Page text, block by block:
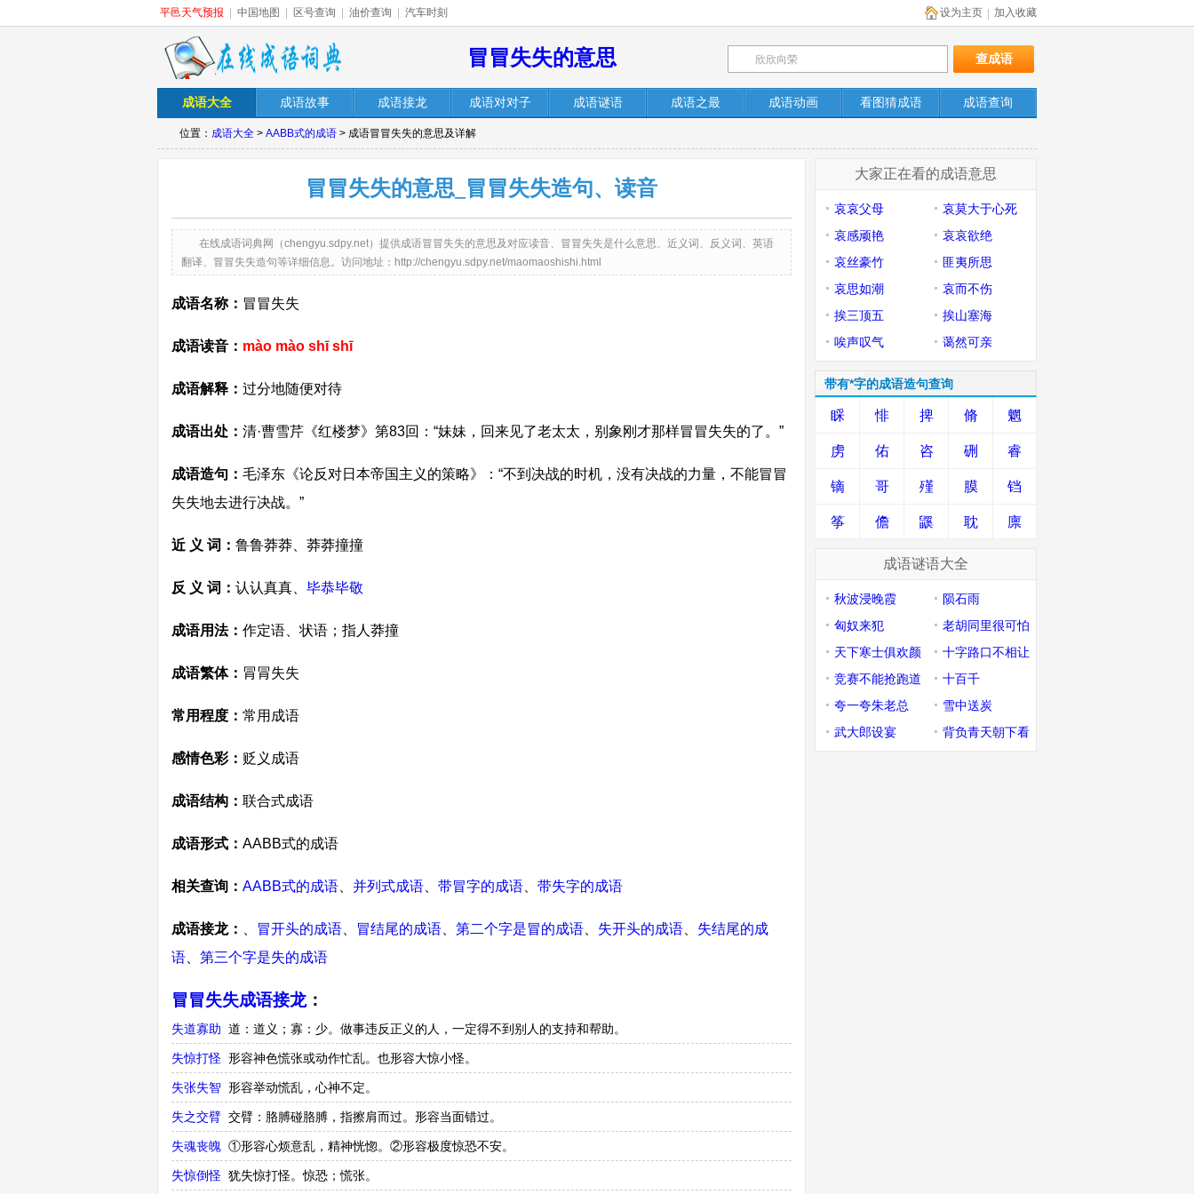
平邑天气预报 中国地图 区号查询 油价查询 汽车时刻 加入收藏
设为主页
冒冒失失的意思
成语大全 成语故事 成语接龙 成语对对子 成语谜语 成语之最 成语动画 看图猜成语 成语查询
位置： 成语大全 > AABB式的成语 > 成语冒冒失失的意思及详解
冒冒失失的意思_冒冒失失造句、读音
在线成语词典网（chengyu.sdpy.net）提供成语冒冒失失的意思及对应读音、冒冒失失是什么意思、近义词、反义词、英语
翻译、冒冒失失造句等详细信息。访问地址：http://chengyu.sdpy.net/maomaoshishi.html
成语名称： 冒冒失失
成语读音： mào mào shī shī
成语解释： 过分地随便对待
成语出处： 清·曹雪芹《红楼梦》第83回：“妹妹，回来见了老太太，别象刚才那样冒冒失失的了。”
成语造句： 毛泽东《论反对日本帝国主义的策略》：“不到决战的时机，没有决战的力量，不能冒冒
失失地去进行决战。”
近 义 词： 鲁鲁莽莽、莽莽撞撞
反 义 词： 认认真真、 毕恭毕敬
成语用法： 作定语、状语；指人莽撞
成语繁体： 冐冐失失
常用程度： 常用成语
感情色彩： 贬义成语
成语结构： 联合式成语
成语形式： AABB式的成语
相关查询： AABB式的成语 并列式成语 带冒字的成语 带失字的成语
成语接龙： 冒开头的成语 冒结尾的成语 第二个字是冒的成语 失开头的成语
失结尾的成
语
第三个字是失的成语
冒冒失失成语接龙：
失道寡助 道：道义；寡：少。做事违反正义的人，一定得不到别人的支持和帮助。
失惊打怪 形容神色慌张或动作忙乱。也形容大惊小怪。
失张失智 形容举动慌乱，心神不定。
失之交臂 交臂：胳膊碰胳膊，指擦肩而过。形容当面错过。
失魂丧魄 ①形容心烦意乱，精神恍惚。②形容极度惊恐不安。
失惊倒怪 犹失惊打怪。惊恐；慌张。
大家正在看的成语意思
哀哀父母
哀莫大于心死
哀感顽艳
哀哀欲绝
哀丝豪竹
匪夷所思
哀思如潮
哀而不伤
挨三顶五
挨山塞海
唉声叹气
蔼然可亲
带有*字的成语造句查询
睬 悱 捭 脩 魍
虏 佑 咨 硎 睿
镝 哥 殣 膜 铛
筝 儋 鼷 耽 廪
成语谜语大全
秋波浸晚霞
陨石雨
匈奴来犯
老胡同里很可怕
天下寒士俱欢颜
十字路口不相让
竞赛不能抢跑道
十百千
夸一夸朱老总
雪中送炭
武大郎设宴
背负青天朝下看